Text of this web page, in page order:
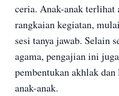
ceria. Anak-anak
rangkaian kegiatan,
sesi tanya jawab. Selain
agama, pengajian ini
pembentukan akhlak
anak-anak.